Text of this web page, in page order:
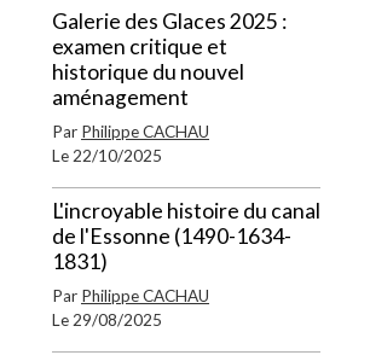
Galerie des Glaces 2025 :
examen critique et
historique du nouvel
aménagement
Par Philippe CACHAU
Le 22/10/2025
L'incroyable histoire du canal
de l'Essonne (1490-1634-
1831)
Par Philippe CACHAU
Le 29/08/2025